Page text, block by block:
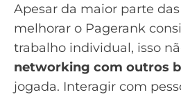
Apesar da maior parte das
melhorar o Pagerank
trabalho individual, isso
networking com outros
jogada. Interagir com